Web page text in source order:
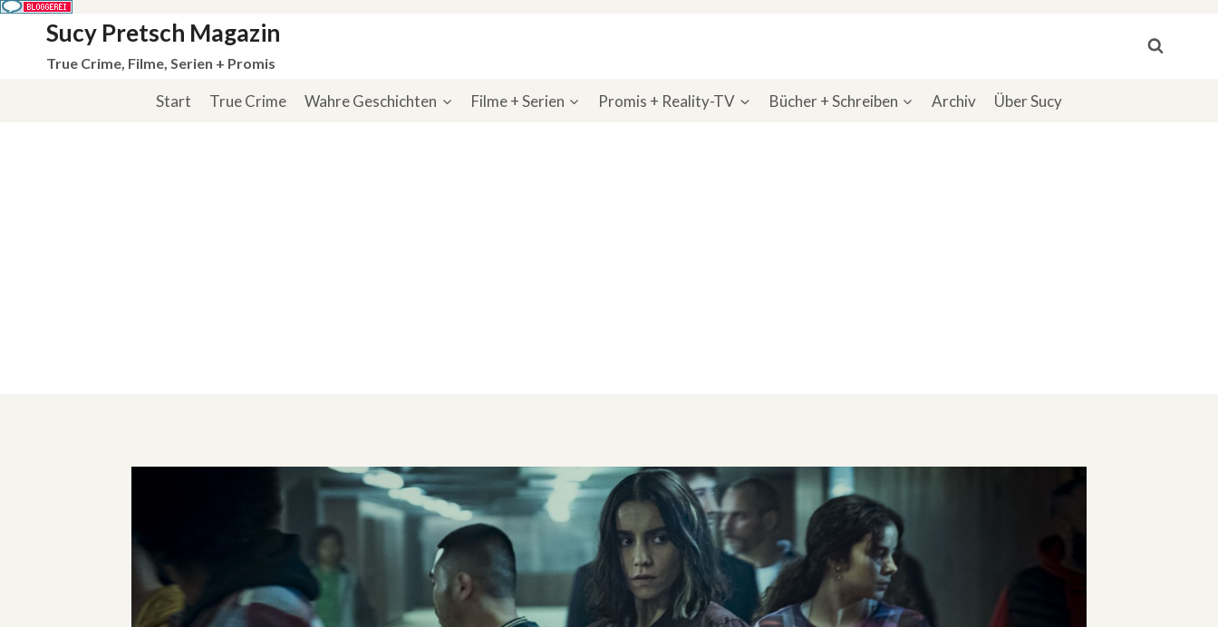
springen
Sucy Pretsch Magazin
True Crime, Filme, Serien + Promis
Start True Crime Wahre Geschichten Filme + Serien Promis + Reality-TV Bücher + Schreiben Archiv Über Sucy